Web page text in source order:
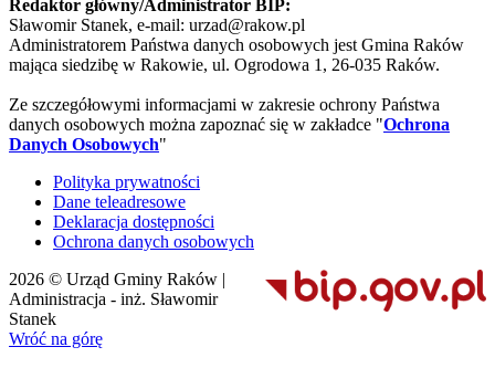
Redaktor główny/Administrator BIP:
Sławomir Stanek, e-mail: urzad@rakow.pl
Administratorem Państwa danych osobowych jest Gmina Raków
mająca siedzibę w Rakowie, ul. Ogrodowa 1, 26-035 Raków.
Ze szczegółowymi informacjami w zakresie ochrony Państwa
danych osobowych można zapoznać się w zakładce "Ochrona
Danych Osobowych"
Polityka prywatności
Dane teleadresowe
Deklaracja dostępności
Ochrona danych osobowych
2026 © Urząd Gminy Raków |
Administracja - inż. Sławomir
Stanek
Wróć na górę